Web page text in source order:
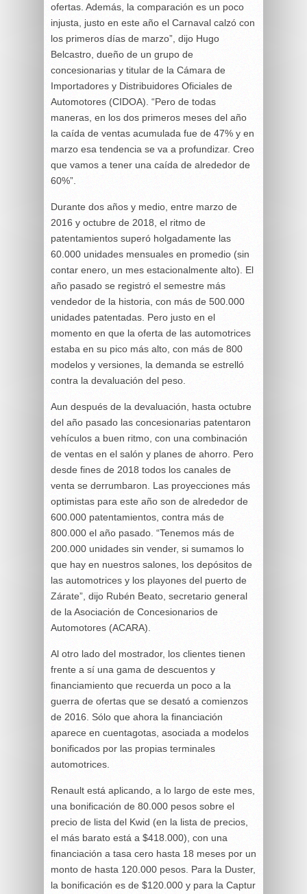
ofertas. Además, la comparación es un poco
injusta, justo en este año el Carnaval calzó con
los primeros días de marzo”, dijo Hugo
Belcastro, dueño de un grupo de
concesionarias y titular de la Cámara de
Importadores y Distribuidores Oficiales de
Automotores (CIDOA). “Pero de todas
maneras, en los dos primeros meses del año
la caída de ventas acumulada fue de 47% y en
marzo esa tendencia se va a profundizar. Creo
que vamos a tener una caída de alrededor de
60%”.
Durante dos años y medio, entre marzo de
2016 y octubre de 2018, el ritmo de
patentamientos superó holgadamente las
60.000 unidades mensuales en promedio (sin
contar enero, un mes estacionalmente alto). El
año pasado se registró el semestre más
vendedor de la historia, con más de 500.000
unidades patentadas. Pero justo en el
momento en que la oferta de las automotrices
estaba en su pico más alto, con más de 800
modelos y versiones, la demanda se estrelló
contra la devaluación del peso.
Aun después de la devaluación, hasta octubre
del año pasado las concesionarias patentaron
vehículos a buen ritmo, con una combinación
de ventas en el salón y planes de ahorro. Pero
desde fines de 2018 todos los canales de
venta se derrumbaron. Las proyecciones más
optimistas para este año son de alrededor de
600.000 patentamientos, contra más de
800.000 el año pasado. “Tenemos más de
200.000 unidades sin vender, si sumamos lo
que hay en nuestros salones, los depósitos de
las automotrices y los playones del puerto de
Zárate”, dijo Rubén Beato, secretario general
de la Asociación de Concesionarios de
Automotores (ACARA).
Al otro lado del mostrador, los clientes tienen
frente a sí una gama de descuentos y
financiamiento que recuerda un poco a la
guerra de ofertas que se desató a comienzos
de 2016. Sólo que ahora la financiación
aparece en cuentagotas, asociada a modelos
bonificados por las propias terminales
automotrices.
Renault está aplicando, a lo largo de este mes,
una bonificación de 80.000 pesos sobre el
precio de lista del Kwid (en la lista de precios,
el más barato está a $418.000), con una
financiación a tasa cero hasta 18 meses por un
monto de hasta 120.000 pesos. Para la Duster,
la bonificación es de $120.000 y para la Captur